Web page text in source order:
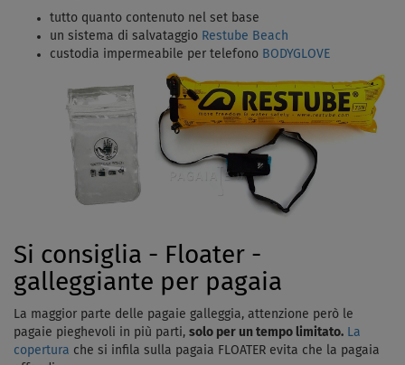
tutto quanto contenuto nel set base
un sistema di salvataggio Restube Beach
custodia impermeabile per telefono BODYGLOVE
Si consiglia - Floater -
galleggiante per pagaia
La maggior parte delle pagaie galleggia, attenzione però le
pagaie pieghevoli in più parti, solo per un tempo limitato. La
copertura che si infila sulla pagaia FLOATER evita che la pagaia